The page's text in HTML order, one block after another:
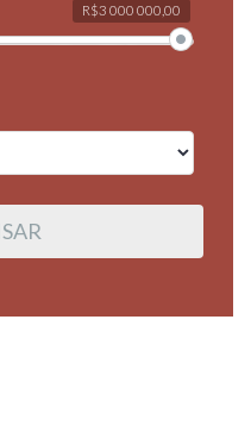
R$3 000 000,00